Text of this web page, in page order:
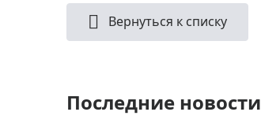
Вернуться к списку
Последние новости